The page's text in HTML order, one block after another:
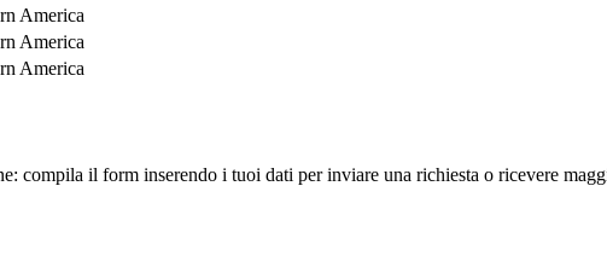
America
America
America
compila il form inserendo i tuoi dati per inviare una richiesta o ricevere